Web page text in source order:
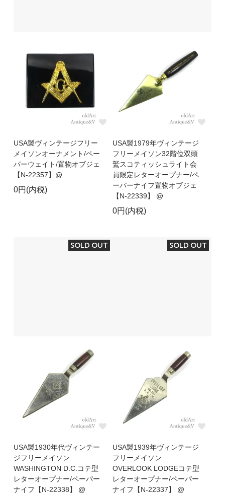
USA製ヴィンテージフリー
メイソンオーナメント/ペー
パーウェイト/置物オブジェ
【N-22357】@
0円(内税)
USA製1979年ヴィンテージ
フリーメイソン32階位双頭
鷲スコティッシュライト会
員限定レターオープナー/ペ
ーパーナイフ置物オブジェ
【N-22339】 @
0円(内税)
SOLD OUT
USA製1930年代ヴィンテー
ジフリーメイソン
WASHINGTON D.C.コテ型
レターオープナー/ペーパー
ナイフ【N-22338】 @
SOLD OUT
USA製1939年ヴィンテージ
フリーメイソン
OVERLOOK LODGEコテ型
レターオープナー/ペーパー
ナイフ【N-22337】 @